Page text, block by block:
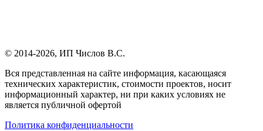
© 2014-2026, ИП Числов В.С.
Вся представленная на сайте информация, касающаяся
технических характеристик, стоимости проектов, носит
информационный характер, ни при каких условиях не
является публичной офертой
Политика конфиденциальности